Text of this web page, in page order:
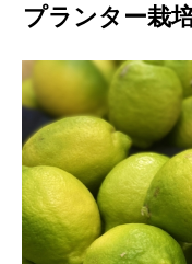
プランター栽